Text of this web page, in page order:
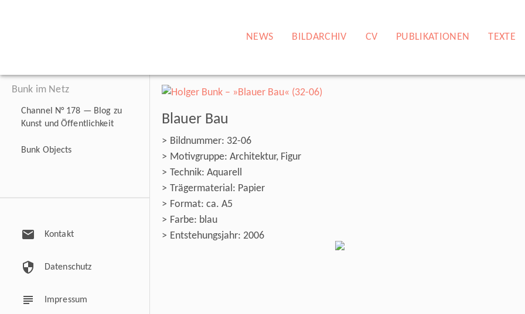
NEWS BILDARCHIV CV PUBLIKATIONEN TEXTE
Bunk im Netz
Channel N° 178 — Blog zu
Kunst und Öffentlichkeit
Bunk Objects
mail Kontakt
security Datenschutz
subject Impressum
Blauer Bau
Bildnummer: 32-06
Motivgruppe: Architektur, Figur
Technik: Aquarell
Trägermaterial: Papier
Format: ca. A5
Farbe: blau
Entstehungsjahr: 2006